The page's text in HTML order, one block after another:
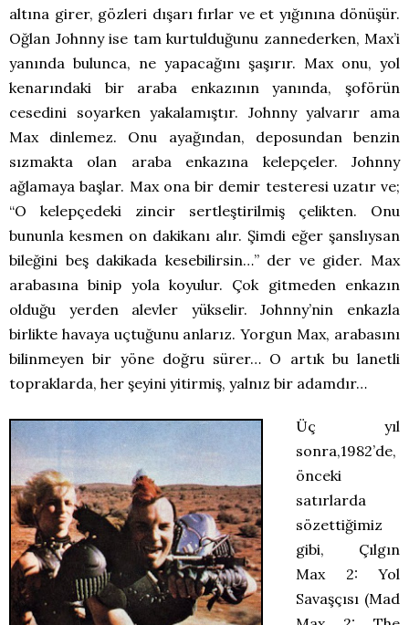
altına girer, gözleri dışarı fırlar ve et yığınına dönüşür.
Oğlan Johnny ise tam kurtulduğunu zannederken, Max’i
yanında bulunca, ne yapacağını şaşırır. Max onu, yol
kenarındaki bir araba enkazının yanında, şoförün
cesedini soyarken yakalamıştır. Johnny yalvarır ama
Max dinlemez. Onu ayağından, deposundan benzin
sızmakta olan araba enkazına kelepçeler. Johnny
ağlamaya başlar. Max ona bir demir testeresi uzatır ve;
“O kelepçedeki zincir sertleştirilmiş çelikten. Onu
bununla kesmen on dakikanı alır. Şimdi eğer şanslıysan
bileğini beş dakikada kesebilirsin…” der ve gider. Max
arabasına binip yola koyulur. Çok gitmeden enkazın
olduğu yerden alevler yükselir. Johnny’nin enkazla
birlikte havaya uçtuğunu anlarız. Yorgun Max, arabasını
bilinmeyen bir yöne doğru sürer… O artık bu lanetli
topraklarda, her şeyini yitirmiş, yalnız bir adamdır…
Üç yıl
sonra,1982’de,
önceki
satırlarda
sözettiğimiz
gibi, Çılgın
Max 2: Yol
Savaşçısı (Mad